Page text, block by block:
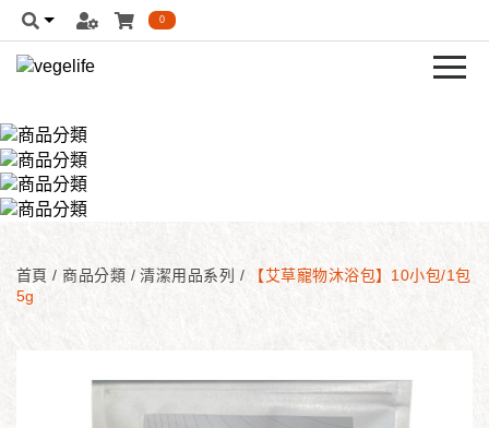
0
首頁/ 商品分類 /清潔用品系列 / 【艾草寵物沐浴包】10小包/1包
5g